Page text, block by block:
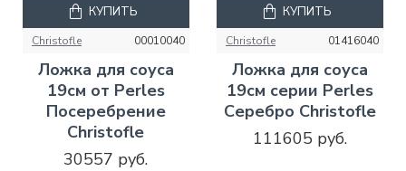
Christofle 00010040
Ложка для соуса
19см от Perles
Посеребрение
Christofle
30557 руб.
КУПИТЬ
Christofle 01416040
Ложка для соуса
19см серии Perles
Серебро Christofle
111605 руб.
КУПИТЬ